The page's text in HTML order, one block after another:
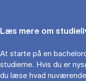
Læs mere om
At starte på en
studierne. Hvis du er
du læse hvad